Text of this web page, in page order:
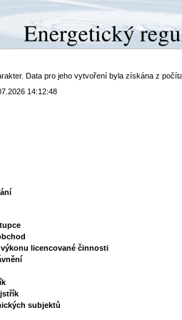
Data pro jeho vytvoření byla získána z
14:12:48
licencované činnosti
subjektů